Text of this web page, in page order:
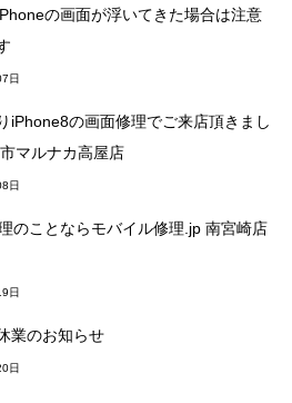
の画面が浮いてきた場合は注意
日
iPhone8の画面修理でご来店頂きまし
マルナカ高屋店
日
のことならモバイル修理.jp 南宮崎店
日
業のお知らせ
日